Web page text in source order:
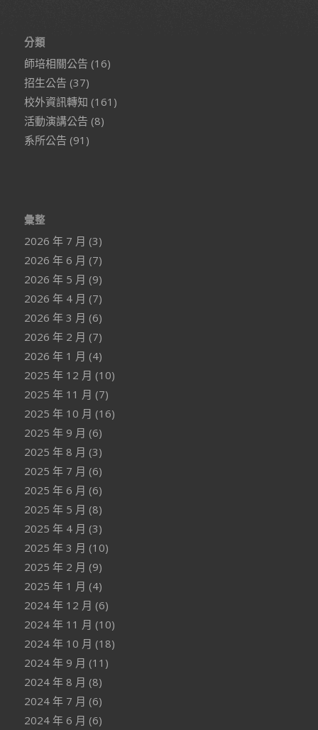
分類
師培相關公告 (16)
招生公告 (37)
校外資訊轉知 (161)
活動演講公告 (8)
系所公告 (91)
彙整
2026 年 7 月 (3)
2026 年 6 月 (7)
2026 年 5 月 (9)
2026 年 4 月 (7)
2026 年 3 月 (6)
2026 年 2 月 (7)
2026 年 1 月 (4)
2025 年 12 月 (10)
2025 年 11 月 (7)
2025 年 10 月 (16)
2025 年 9 月 (6)
2025 年 8 月 (3)
2025 年 7 月 (6)
2025 年 6 月 (6)
2025 年 5 月 (8)
2025 年 4 月 (3)
2025 年 3 月 (10)
2025 年 2 月 (9)
2025 年 1 月 (4)
2024 年 12 月 (6)
2024 年 11 月 (10)
2024 年 10 月 (18)
2024 年 9 月 (11)
2024 年 8 月 (8)
2024 年 7 月 (6)
2024 年 6 月 (6)